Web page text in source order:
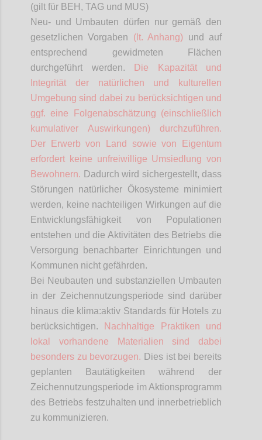
(gilt für BEH, TAG und MUS)
Neu- und Umbauten dürfen nur gemäß den
gesetzlichen Vorgaben (lt. Anhang) und auf
entsprechend gewidmeten Flächen
durchgeführt werden.
Die Kapazität und
Integrität der natürlichen und kulturellen
Umgebung sind dabei zu berücksichtigen und
ggf. eine Folgenabschätzung (einschließlich
kumulativer Auswirkungen) durchzuführen.
Der Erwerb von Land sowie von Eigentum
erfordert keine unfreiwillige Umsiedlung von
Bewohnern. Dadurch wird sichergestellt, dass
Störungen natürlicher Ökosysteme minimiert
werden, keine nachteiligen Wirkungen auf die
Entwicklungsfähigkeit von Populationen
entstehen und die Aktivitäten des Betriebs die
Versorgung benachbarter Einrichtungen und
Kommunen nicht gefährden.
Bei Neubauten und substanziellen Umbauten
in der Zeichennutzungsperiode sind darüber
hinaus die klima:aktiv Standards für Hotels zu
berücksichtigen. Nachhaltige Praktiken und
lokal vorhandene Materialien sind dabei
besonders zu bevorzugen. Dies ist bei bereits
geplanten Bautätigkeiten während der
Zeichennutzungsperiode im Aktionsprogramm
des Betriebs festzuhalten und innerbetrieblich
zu kommunizieren.